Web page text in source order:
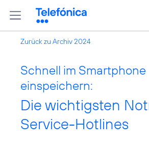
Zurück zu Archiv 2024
Schnell im Smartphone
einspeichern:
Die wichtigsten
Service-Hotlines